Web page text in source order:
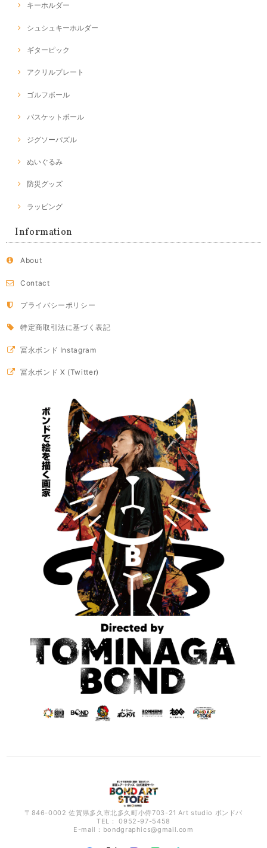
キーホルダー
シュシュキーホルダー
ギターピック
アクリルプレート
ゴルフボール
バスケットボール
ジグソーパズル
ぬいぐるみ
防災グッズ
ラッピング
Information
About
Contact
プライバシーポリシー
特定商取引法に基づく表記
冨永ボンド Instagram
冨永ボンド X (Twitter)
〒846-0002 佐賀県多久市北多久町小侍703-21 Art studio ボンドバ
TEL： 0952-97-5458
E-mail： bondgraphics@gmail.com